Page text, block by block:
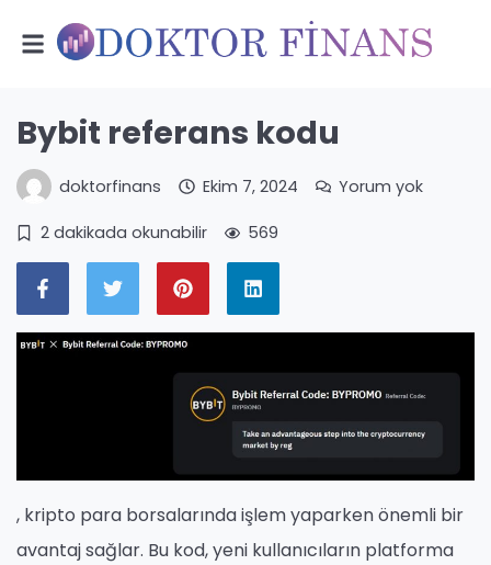
Bybit referans kodu
doktorfinans Ekim 7, 2024 Yorum yok
2 dakikada okunabilir 569
, kripto para borsalarında işlem yaparken önemli bir
avantaj sağlar. Bu kod, yeni kullanıcıların platforma